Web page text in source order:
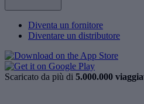
Diventa un fornitore
Diventare un distributore
Scaricato da più di 5.000.000